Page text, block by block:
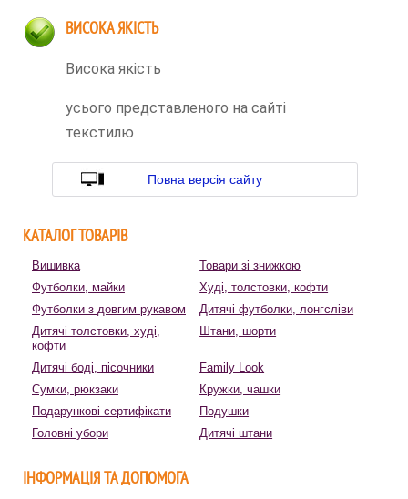
ВИСОКА ЯКІСТЬ
Висока якість
усього представленого на сайті
текстилю
Повна версія сайту
КАТАЛОГ ТОВАРІВ
Вишивка
Товари зі знижкою
Футболки, майки
Худі, толстовки, кофти
Футболки з довгим рукавом
Дитячі футболки, лонгсліви
Дитячі толстовки, худі,
кофти
Штани, шорти
Дитячі боді, пісочники
Family Look
Сумки, рюкзаки
Кружки, чашки
Подарункові сертифікати
Подушки
Головні убори
Дитячі штани
ІНФОРМАЦІЯ ТА ДОПОМОГА